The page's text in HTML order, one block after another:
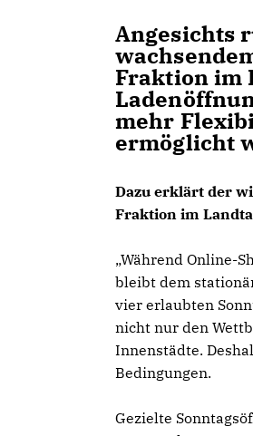
Angesichts
Fraktion im
mehr
ermöglicht
Dazu erklärt der
Fraktion im
Während Online-
bleibt dem
vier erlaubten
nicht nur den
Innenstädte.
Bedingungen.
Gezielte